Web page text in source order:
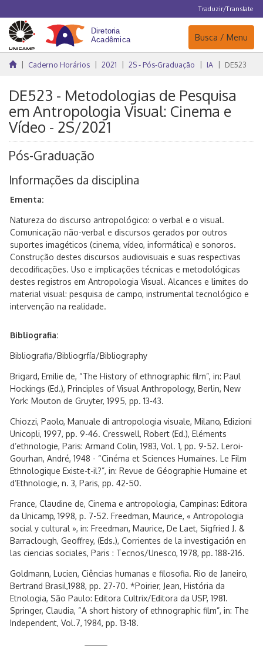
Traduzir/Translate
Navegação
Busca / Menu
Caderno Horários 2021 2S - Pós-Graduação IA DE523
DE523 - Metodologias de Pesquisa
em Antropologia Visual: Cinema e
Vídeo - 2S/2021
Pós-Graduação
Informações da disciplina
Ementa:
Natureza do discurso antropológico: o verbal e o visual.
Comunicação não-verbal e discursos gerados por outros
suportes imagéticos (cinema, vídeo, informática) e sonoros.
Construção destes discursos audiovisuais e suas respectivas
decodificações. Uso e implicações técnicas e metodológicas
destes registros em Antropologia Visual. Alcances e limites do
material visual: pesquisa de campo, instrumental tecnológico e
intervenção na realidade.
Bibliografia:
Bibliografia/Bibliogrfía/Bibliography
Brigard, Emilie de, “The History of ethnographic film”, in: Paul
Hockings (Ed.), Principles of Visual Anthropology, Berlin, New
York: Mouton de Gruyter, 1995, pp. 13-43.
Chiozzi, Paolo, Manuale di antropologia visuale, Milano, Edizioni
Unicopli, 1997, pp. 9-46. Cresswell, Robert (Ed.), Eléments
d’ethnologie, Paris: Armand Colin, 1983, Vol. 1, pp. 9-52. Leroi-
Gourhan, André, 1948 - “Cinéma et Sciences Humaines. Le Film
Ethnologique Existe-t-il?”, in: Revue de Géographie Humaine et
d’Ethnologie, n. 3, Paris, pp. 42-50.
France, Claudine de, Cinema e antropologia, Campinas: Editora
da Unicamp, 1998, p. 7-52. Freedman, Maurice, « Antropologia
social y cultural », in: Freedman, Maurice, De Laet, Sigfried J. &
Barraclough, Geoffrey, (Eds.), Corrientes de la investigación en
las ciencias sociales, Paris : Tecnos/Unesco, 1978, pp. 188-216.
Goldmann, Lucien, Ciências humanas e filosofia. Rio de Janeiro,
Bertrand Brasil,1988, pp. 27-70. *Poirier, Jean, História da
Etnologia, São Paulo: Editora Cultrix/Editora da USP, 1981.
Springer, Claudia, “A short history of ethnographic film”, in: The
Independent, Vol.7, 1984, pp. 13-18.